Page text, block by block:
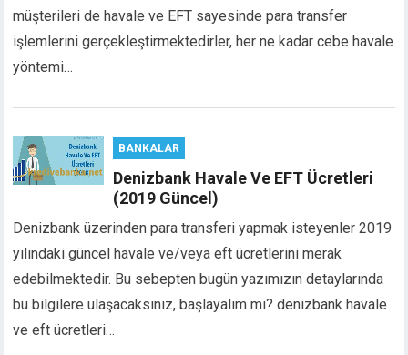
panel
panel
satın al
panel
panel
panel
panel
panel
müşterileri de havale ve EFT sayesinde para transfer
işlemlerini gerçekleştirmektedirler, her ne kadar cebe havale
yöntemi…
BANKALAR
Denizbank Havale Ve EFT Ücretleri
(2019 Güncel)
Denizbank üzerinden para transferi yapmak isteyenler 2019
yılındaki güncel havale ve/veya eft ücretlerini merak
edebilmektedir. Bu sebepten bugün yazımızın detaylarında
bu bilgilere ulaşacaksınız, başlayalım mı? denizbank havale
ve eft ücretleri…